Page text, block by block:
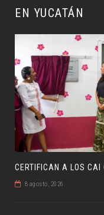
EN YUCATÁN
CERTIFICAN A LOS CAI
8 agosto, 2026